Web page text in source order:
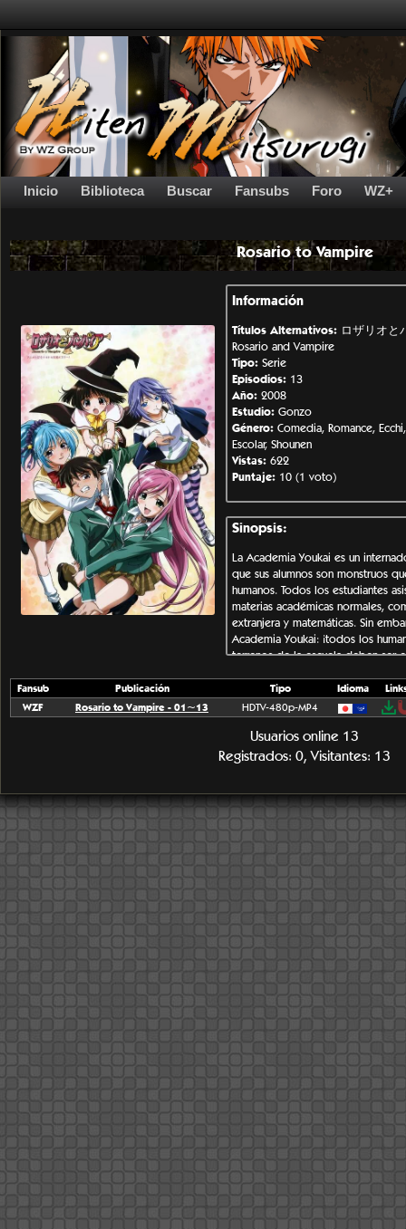
Inicio Biblioteca Buscar Fansubs Foro WZ+
Rosario to Vampire
Información
Títulos Alternativos: ロザリオと
Rosario and Vampire
Tipo: Serie
Episodios: 13
Año: 2008
Estudio: Gonzo
Género: Comedia, Romance,
Escolar, Shounen
Vistas: 622
Puntaje: 10 (1 voto)
Sinopsis:
La Academia Youkai es un
que sus alumnos son monstruos
humanos. Todos los estudiantes
materias académicas normales,
extranjera y matemáticas. Sin
Academia Youkai: ¡todos los
terrenos de la escuela deben ser
Tsukune Aono es un
ninguna escuela secundaria
cuenta, sus padres lo inscriben
esfuerzo para asegurar su
ingresa a este nuevo mundo,
da cuenta de que debajo de su
amenazador: un vampiro.
Rosario to Vampire es una
las hazañas románticas,
Fansub Publicación Tipo Idioma
WZF
Rosario to Vampire - 01~13 HDTV-480p-MP4
Usuarios online 13
Registrados: 0, Visitantes: 13